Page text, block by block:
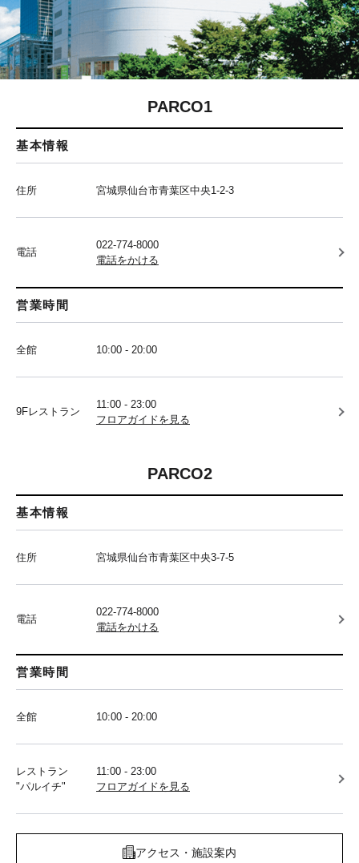
PARCO1
基本情報
住所 宮城県仙台市青葉区中央1-2-3
電話
022-774-8000
電話をかける
営業時間
全館 10:00 - 20:00
9Fレストラン
11:00 - 23:00
フロアガイドを見る
PARCO2
基本情報
住所 宮城県仙台市青葉区中央3-7-5
電話
022-774-8000
電話をかける
営業時間
全館 10:00 - 20:00
レストラン
"パルイチ"
11:00 - 23:00
フロアガイドを見る
アクセス・施設案内